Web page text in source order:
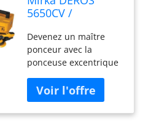
5650CV /
excentrique avec
aspiration
centrale, 2
plateaux de
ponçage et
autoagrippant
dans l'étui/pour
Devenez un maître
ponceur avec la
ponceuse excentrique
Mirka DEROS : conçue
par des professionnels
pour des
professionnels et tous